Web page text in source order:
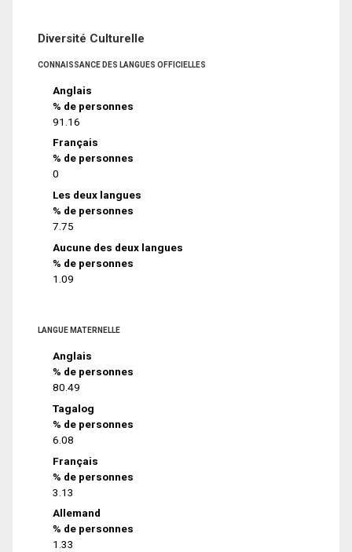
Diversité Culturelle
CONNAISSANCE DES LANGUES OFFICIELLES
Anglais
% de personnes
91.16
Français
% de personnes
0
Les deux langues
% de personnes
7.75
Aucune des deux langues
% de personnes
1.09
LANGUE MATERNELLE
Anglais
% de personnes
80.49
Tagalog
% de personnes
6.08
Français
% de personnes
3.13
Allemand
% de personnes
1.33